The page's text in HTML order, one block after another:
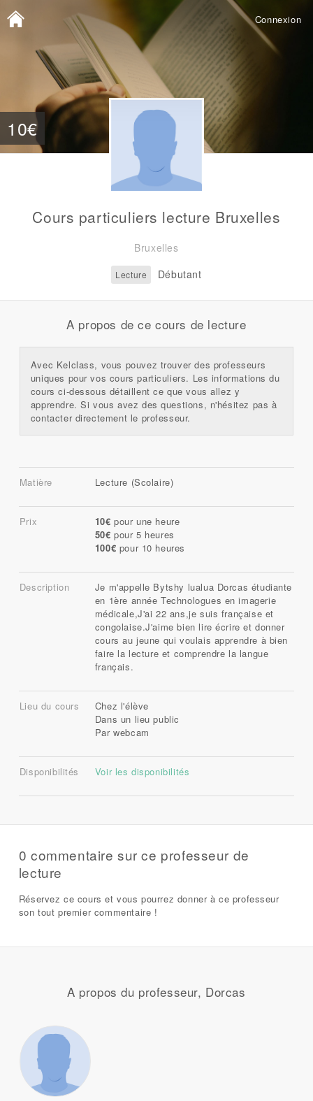
Connexion
10€
Cours particuliers lecture Bruxelles
Bruxelles
Lecture Débutant
A propos de ce cours de lecture
Avec Kelclass, vous pouvez trouver des professeurs
uniques pour vos cours particuliers. Les informations du
cours ci-dessous détaillent ce que vous allez y
apprendre. Si vous avez des questions, n'hésitez pas à
contacter directement le professeur.
Matière Lecture (Scolaire)
Prix 10€ pour une heure
50€ pour 5 heures
100€ pour 10 heures
Description
Je m'appelle Bytshy lualua Dorcas étudiante
en 1ère année Technologues en imagerie
médicale,J'ai 22 ans,je suis française et
congolaise.J'aime bien lire écrire et donner
cours au jeune qui voulais apprendre à bien
faire la lecture et comprendre la langue
français.
Lieu du cours
Chez l'élève
Dans un lieu public
Par webcam
Disponibilités Voir les disponibilités
0 commentaire sur ce professeur de
lecture
Réservez ce cours et vous pourrez donner à ce professeur
son tout premier commentaire !
A propos du professeur, Dorcas